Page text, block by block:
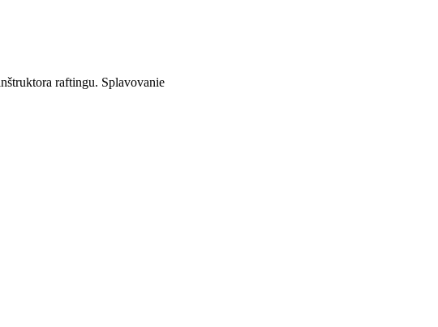
raftingu. Splavovanie